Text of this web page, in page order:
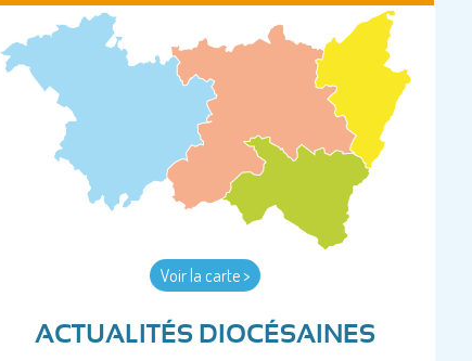
Voir la carte >
ACTUALITÉS DIOCÉSAINES